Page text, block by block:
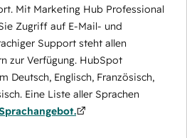
Mit Marketing Hub Professional
Zugriff auf E-Mail- und
Support steht allen
zur Verfügung. HubSpot
Deutsch, Englisch, Französisch,
Eine Liste aller Sprachen